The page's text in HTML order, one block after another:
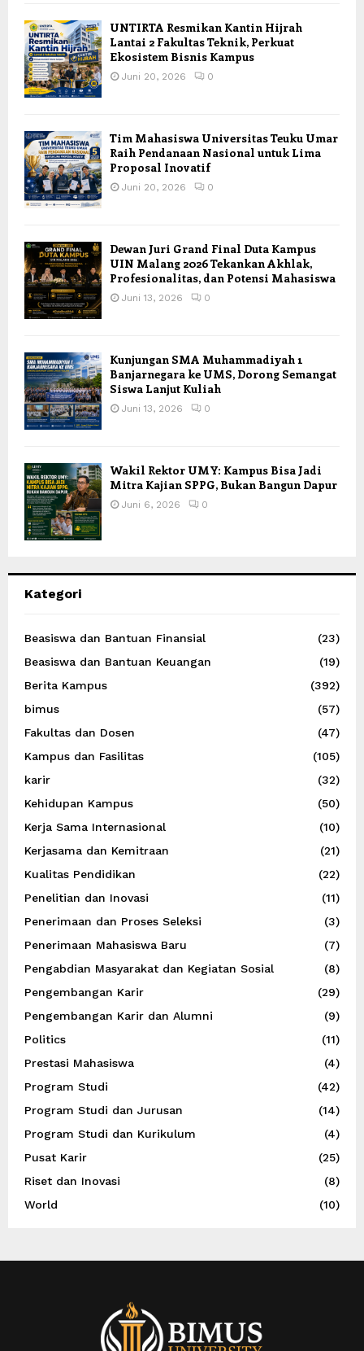
UNTIRTA Resmikan Kantin Hijrah
Lantai 2 Fakultas Teknik, Perkuat
Ekosistem Bisnis Kampus
Juni 20, 2026 0
Tim Mahasiswa Universitas Teuku Umar
Raih Pendanaan Nasional untuk Lima
Proposal Inovatif
Juni 20, 2026 0
Dewan Juri Grand Final Duta Kampus
UIN Malang 2026 Tekankan Akhlak,
Profesionalitas, dan Potensi Mahasiswa
Juni 13, 2026 0
Kunjungan SMA Muhammadiyah 1
Banjarnegara ke UMS, Dorong Semangat
Siswa Lanjut Kuliah
Juni 13, 2026 0
Wakil Rektor UMY: Kampus Bisa Jadi
Mitra Kajian SPPG, Bukan Bangun Dapur
Juni 6, 2026 0
Kategori
Beasiswa dan Bantuan Finansial
(23)
Beasiswa dan Bantuan Keuangan
(19)
Berita Kampus
(392)
bimus
(57)
Fakultas dan Dosen
(47)
Kampus dan Fasilitas
(105)
karir
(32)
Kehidupan Kampus
(50)
Kerja Sama Internasional
(10)
Kerjasama dan Kemitraan
(21)
Kualitas Pendidikan
(22)
Penelitian dan Inovasi
(11)
Penerimaan dan Proses Seleksi
(3)
Penerimaan Mahasiswa Baru
(7)
Pengabdian Masyarakat dan Kegiatan Sosial
(8)
Pengembangan Karir
(29)
Pengembangan Karir dan Alumni
(9)
Politics
(11)
Prestasi Mahasiswa
(4)
Program Studi
(42)
Program Studi dan Jurusan
(14)
Program Studi dan Kurikulum
(4)
Pusat Karir
(25)
Riset dan Inovasi
(8)
World
(10)